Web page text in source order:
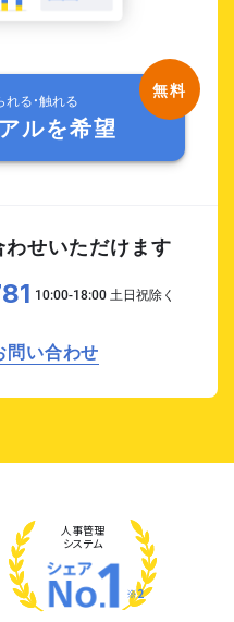
る・触れる
ルを希望
わせいただけます
問い合わせ
人事管理
システム
※2